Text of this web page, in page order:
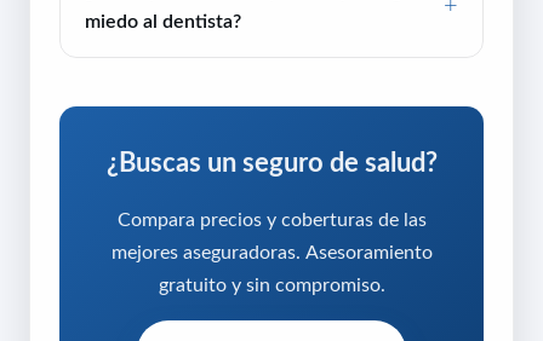
miedo al dentista?
¿Buscas un seguro de salud?
Compara precios y coberturas de las
mejores aseguradoras. Asesoramiento
gratuito y sin compromiso.